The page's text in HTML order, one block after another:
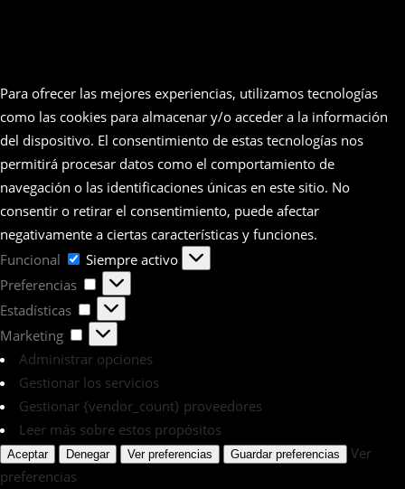
Para ofrecer las mejores experiencias, utilizamos tecnologías
como las cookies para almacenar y/o acceder a la información
del dispositivo. El consentimiento de estas tecnologías nos
permitirá procesar datos como el comportamiento de
navegación o las identificaciones únicas en este sitio. No
consentir o retirar el consentimiento, puede afectar
negativamente a ciertas características y funciones.
Funcional
Funcional
Siempre activo
Preferencias
Preferencias
Estadísticas
Estadísticas
Marketing
Marketing
Administrar opciones
Gestionar los servicios
Gestionar {vendor_count} proveedores
Leer más sobre estos propósitos
Aceptar Denegar Ver preferencias Guardar preferencias
Ver
preferencias